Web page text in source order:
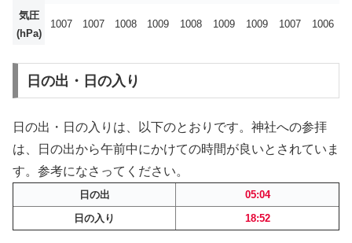
気圧
(hPa)
1007 1007 1008 1009 1008 1009 1009 1007 1006
日の出・日の入り
日の出・日の入りは、以下のとおりです。神社への参拝
は、日の出から午前中にかけての時間が良いとされていま
す。参考になさってください。
日の出
05:04
日の入り
18:52